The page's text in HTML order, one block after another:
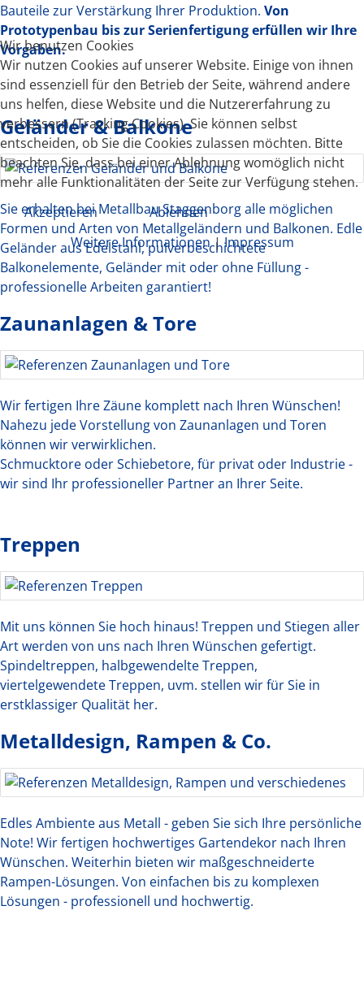
Bauteile zur Verstärkung Ihrer Produktion. Von
Prototypenbau bis zur Serienfertigung erfüllen wir Ihre
Vorgaben.
Geländer & Balkone
Sie erhalten bei Metallbau Staggenborg alle möglichen
Formen und Arten von Metallgeländern und Balkonen. Edle
Geländer aus Edelstahl, pulverbeschichtete
Balkonelemente, Geländer mit oder ohne Füllung -
professionelle Arbeiten garantiert!
Zaunanlagen & Tore
Wir fertigen Ihre Zäune komplett nach Ihren Wünschen!
Nahezu jede Vorstellung von Zaunanlagen und Toren
können wir verwirklichen.
Schmucktore oder Schiebetore, für privat oder Industrie -
wir sind Ihr professioneller Partner an Ihrer Seite.
Treppen
Mit uns können Sie hoch hinaus! Treppen und Stiegen aller
Art werden von uns nach Ihren Wünschen gefertigt.
Spindeltreppen, halbgewendelte Treppen,
viertelgewendete Treppen, uvm. stellen wir für Sie in
erstklassiger Qualität her.
Metalldesign, Rampen & Co.
Edles Ambiente aus Metall - geben Sie sich Ihre persönliche
Note! Wir fertigen hochwertiges Gartendekor nach Ihren
Wünschen. Weiterhin bieten wir maßgeschneiderte
Rampen-Lösungen. Von einfachen bis zu komplexen
Lösungen - professionell und hochwertig.
Wir benutzen Cookies
Wir nutzen Cookies auf unserer Website. Einige von ihnen
sind essenziell für den Betrieb der Seite, während andere
uns helfen, diese Website und die Nutzererfahrung zu
verbessern (Tracking Cookies). Sie können selbst
entscheiden, ob Sie die Cookies zulassen möchten. Bitte
beachten Sie, dass bei einer Ablehnung womöglich nicht
mehr alle Funktionalitäten der Seite zur Verfügung stehen.
Akzeptieren
Ablehnen
Weitere Informationen|Impressum